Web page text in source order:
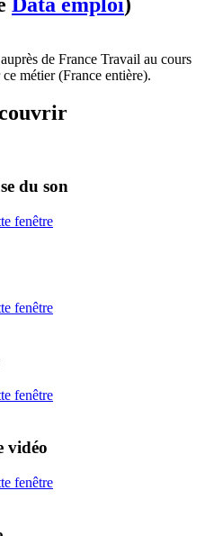
de France Travail au cours
métier (France entière).
du son
fenêtre
fenêtre
fenêtre
vidéo
fenêtre